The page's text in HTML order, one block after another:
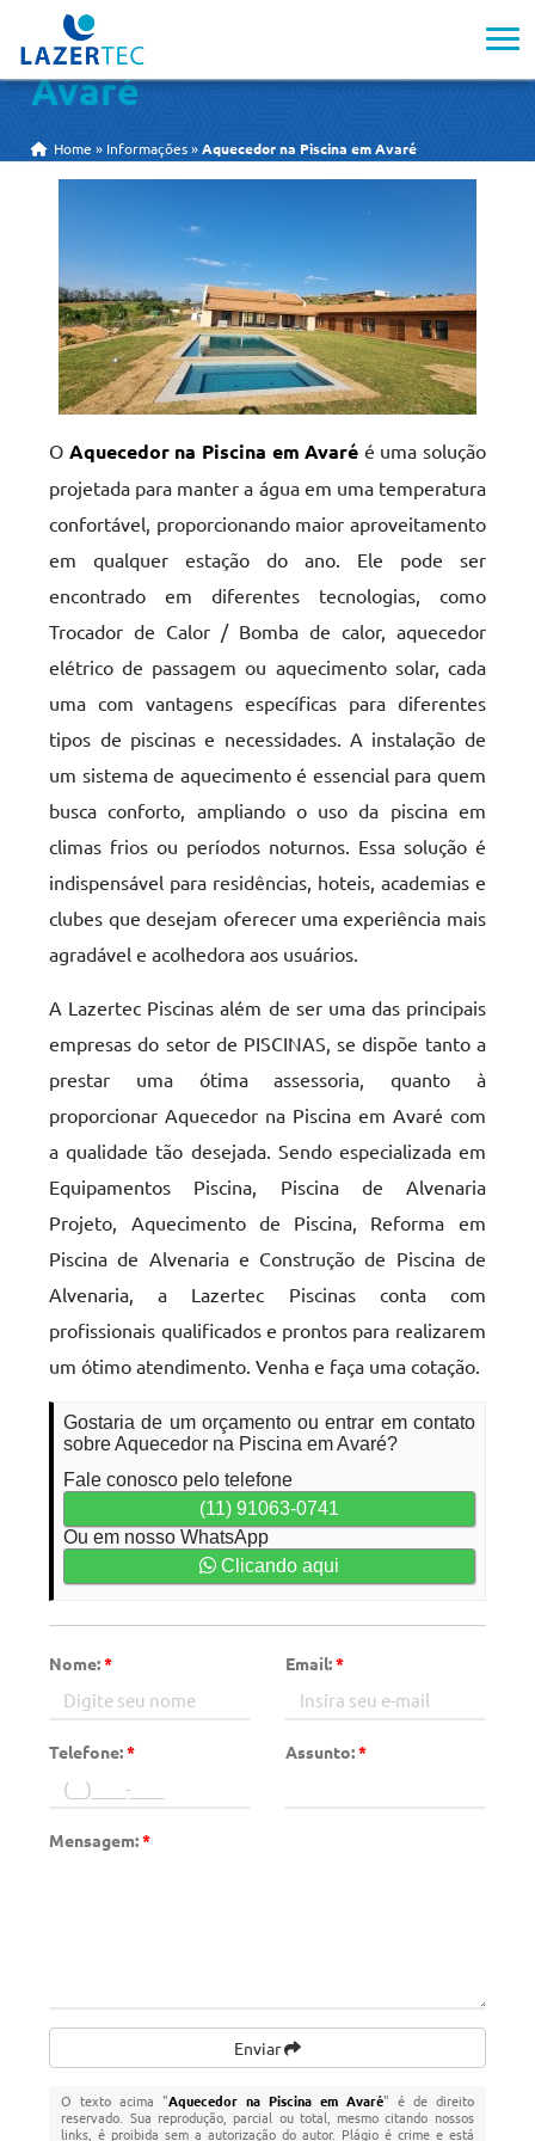
Aquecedor na Piscina em
Avaré
Home » Informações »Aquecedor na Piscina em Avaré
O Aquecedor na Piscina em Avaré é uma solução
projetada para manter a água em uma temperatura
confortável, proporcionando maior aproveitamento
em qualquer estação do ano. Ele pode ser
encontrado em diferentes tecnologias, como
Trocador de Calor / Bomba de calor, aquecedor
elétrico de passagem ou aquecimento solar, cada
uma com vantagens específicas para diferentes
tipos de piscinas e necessidades. A instalação de
um sistema de aquecimento é essencial para quem
busca conforto, ampliando o uso da piscina em
climas frios ou períodos noturnos. Essa solução é
indispensável para residências, hoteis, academias e
clubes que desejam oferecer uma experiência mais
agradável e acolhedora aos usuários.
A Lazertec Piscinas além de ser uma das principais
empresas do setor de PISCINAS, se dispõe tanto a
prestar uma ótima assessoria, quanto à
proporcionar Aquecedor na Piscina em Avaré com
a qualidade tão desejada. Sendo especializada em
Equipamentos Piscina, Piscina de Alvenaria
Projeto, Aquecimento de Piscina, Reforma em
Piscina de Alvenaria e Construção de Piscina de
Alvenaria, a Lazertec Piscinas conta com
profissionais qualificados e prontos para realizarem
um ótimo atendimento. Venha e faça uma cotação.
Gostaria de um orçamento ou entrar em contato
sobre Aquecedor na Piscina em Avaré?
Fale conosco pelo telefone
(11) 91063-0741
Ou em nosso WhatsApp
Clicando aqui
Nome:* Email:*
Telefone:* Assunto:*
Mensagem:*
Enviar
O texto acima "Aquecedor na Piscina em Avaré" é de direito
reservado. Sua reprodução, parcial ou total, mesmo citando nossos
links, é proibida sem a autorização do autor. Plágio é crime e está